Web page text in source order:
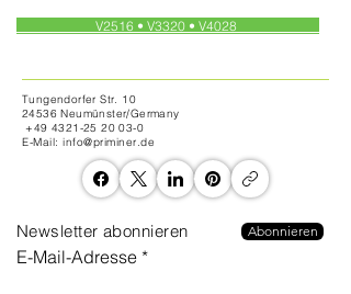
V2516 • V3320 • V4028
Tungendorfer Str. 10
24536 Neumünster/Germany
+49 4321-25 20 03-0
E-Mail: info@priminer.de
Newsletter abonnieren Abonnieren
E-Mail-Adresse